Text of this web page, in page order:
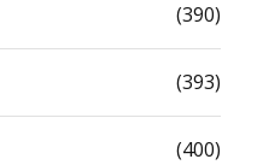
(390)
(393)
(400)